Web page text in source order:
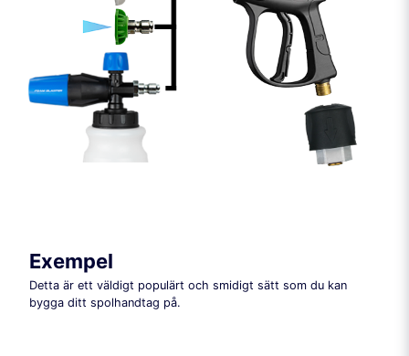
Exempel
Detta är ett väldigt populärt och smidigt sätt som du kan
bygga ditt spolhandtag på.